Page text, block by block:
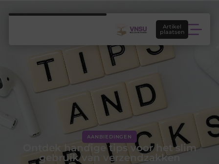
Artikel
plaatsen
AANBIEDINGEN
Ontdek handige tips voor het slim
gebruik van verzendzakken